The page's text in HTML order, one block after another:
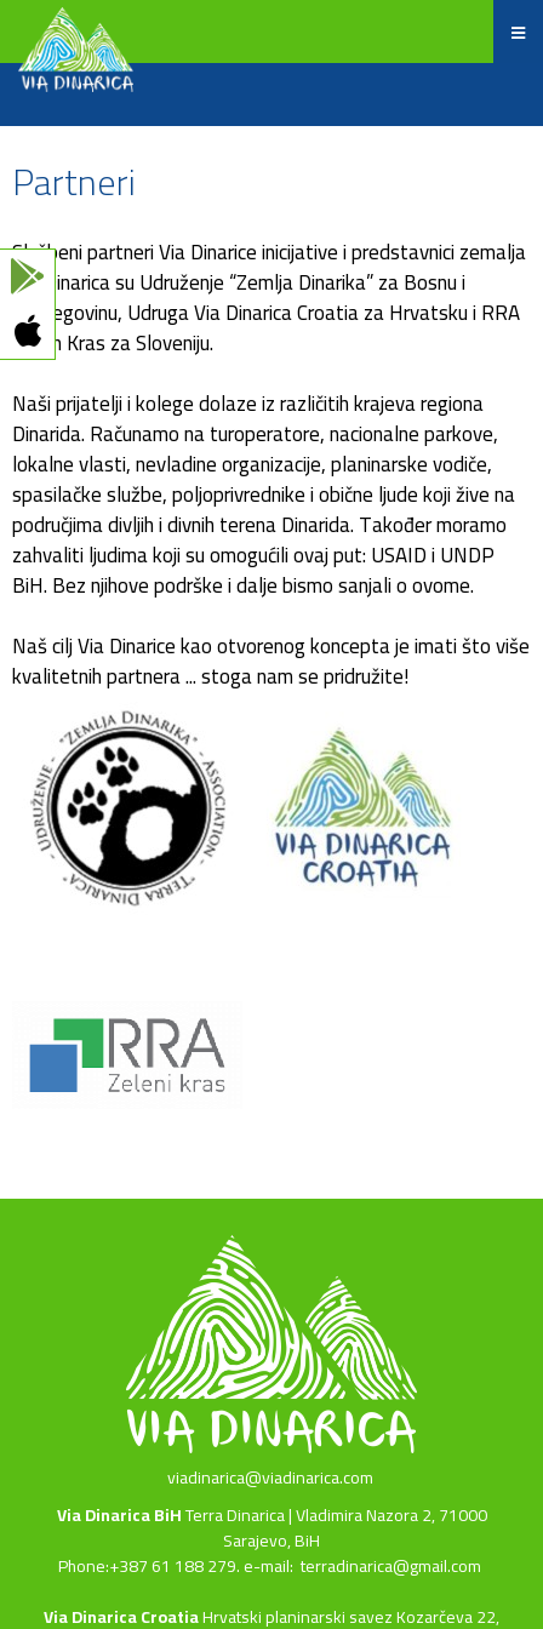
Partneri
Službeni partneri Via Dinarice inicijative i predstavnici zemalja
Via Dinarica su Udruženje “Zemlja Dinarika” za Bosnu i
Hercegovinu, Udruga Via Dinarica Croatia za Hrvatsku i RRA
Green Kras za Sloveniju.
Naši prijatelji i kolege dolaze iz različitih krajeva regiona
Dinarida. Računamo na turoperatore, nacionalne parkove,
lokalne vlasti, nevladine organizacije, planinarske vodiče,
spasilačke službe, poljoprivrednike i obične ljude koji žive na
područjima divljih i divnih terena Dinarida. Također moramo
zahvaliti ljudima koji su omogućili ovaj put: USAID i UNDP
BiH. Bez njihove podrške i dalje bismo sanjali o ovome.
Naš cilj Via Dinarice kao otvorenog koncepta je imati što više
kvalitetnih partnera ... stoga nam se pridružite!
viadinarica@viadinarica.com
Via Dinarica BiHTerra Dinarica | Vladimira Nazora 2, 71000
Sarajevo, BiH
Phone:+387 61 188 279. e-mail:terradinarica@gmail.com
Via Dinarica CroatiaHrvatski planinarski savez Kozarčeva 22,